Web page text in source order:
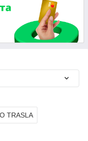
TRASLA